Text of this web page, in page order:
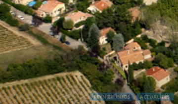
PEYNIER INFOS ACTUALITÉS